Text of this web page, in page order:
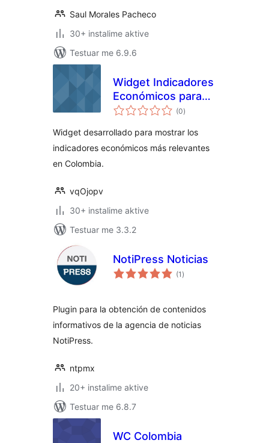
Saul Morales Pacheco
30+ instalime aktive
Testuar me 6.9.6
Widget Indicadores
Económicos para
Colombia
(0vlerësime
gjithsej
)
Widget desarrollado para mostrar los
indicadores económicos más relevantes
en Colombia.
vqOjopv
30+ instalime aktive
Testuar me 3.3.2
NotiPress Noticias
(1 vlerësime
gjithsej
)
Plugin para la obtención de contenidos
informativos de la agencia de noticias
NotiPress.
ntpmx
20+ instalime aktive
Testuar me 6.8.7
WC Colombia